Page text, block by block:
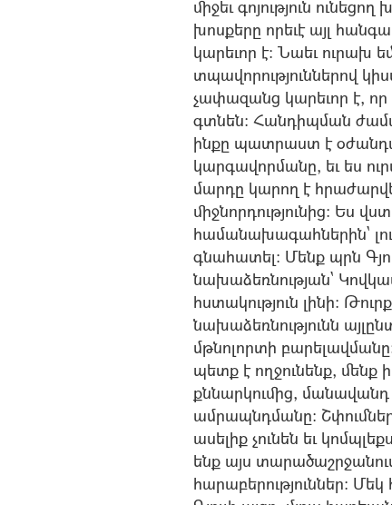
միջեւ գոյություն
խոսքերը որեւէ այլ
կարեւոր է: Նաեւ ուրախ
տպավորություններով
չափազանց կարեւոր է, որ
գտնեն: Հանդիպման
ինքը պատրաստ է
կարգավորմանը, եւ ես
մարդը կարող է
միջնորդությունից: Ես
համանախագահներին`
գնահատել: Մենք պրն
նախաձեռնության`
հստակություն լինի:
նախաձեռնությունն
մթնոլորտի
պետք է ողջունենք, մենք
քննարկումից, մանավանդ
ամրապնդմանը:
ասելիք չունեն եւ
ենք այս
հարաբերություններ: Մեկ